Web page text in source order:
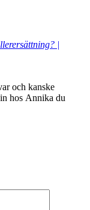
|
och kanske
hos Annika du